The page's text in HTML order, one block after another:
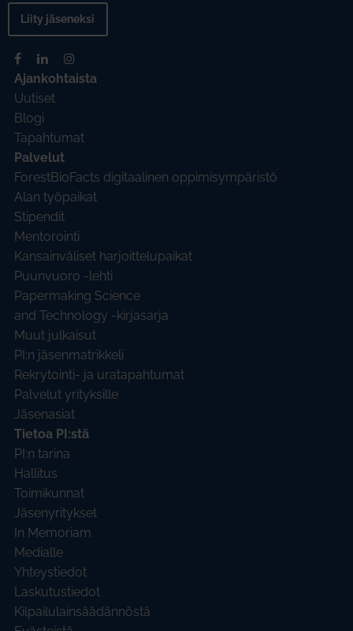
Liity jäseneksi
Ajankohtaista
Uutiset
Blogi
Tapahtumat
Palvelut
ForestBioFacts digitaalinen oppimisympäristö
Alan työpaikat
Stipendit
Mentorointi
Kansainväliset harjoittelupaikat
Puunvuoro -lehti
Papermaking Science
and Technology -kirjasarja
Muut julkaisut
PI:n jäsenmatrikkeli
Rekrytointi- ja uratapahtumat
Palvelut yrityksille
Jäsenasiat
Tietoa PI:stä
PI:n tarina
Hallitus
Toimikunnat
Jäsenyritykset
In Memoriam
Medialle
Yhteystiedot
Laskutustiedot
Kilpailulainsäädännöstä